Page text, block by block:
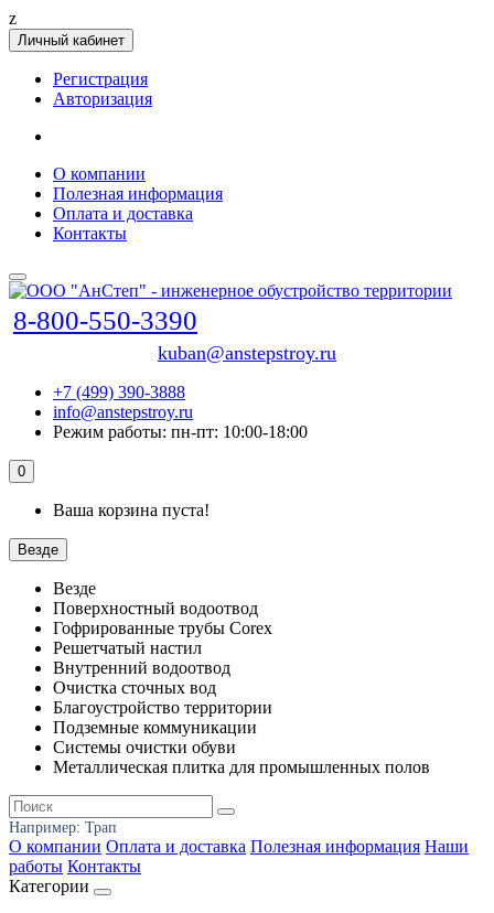
z
Личный кабинет
Регистрация
Авторизация
О компании
Полезная информация
Оплата и доставка
Контакты
8-800-550-3390
kuban@anstepstroy.ru
+7 (499) 390-3888
info@anstepstroy.ru
Режим работы: пн-пт: 10:00-18:00
0
Ваша корзина пуста!
Везде
Везде
Поверхностный водоотвод
Гофрированные трубы Corex
Решетчатый настил
Внутренний водоотвод
Очистка сточных вод
Благоустройство территории
Подземные коммуникации
Системы очистки обуви
Металлическая плитка для промышленных полов
Например: Трап
О компании Оплата и доставка Полезная информация Наши
работы Контакты
Категории